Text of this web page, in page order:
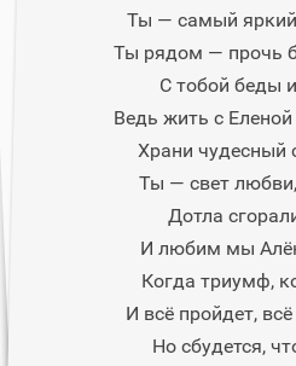
Ты — самый яркий
Ты рядом — прочь
С тобой беды
Ведь жить с
Храни чудесный
Ты — свет
Дотла
И любим мы
Когда триумф,
И всё пройдет,
Но сбудется,